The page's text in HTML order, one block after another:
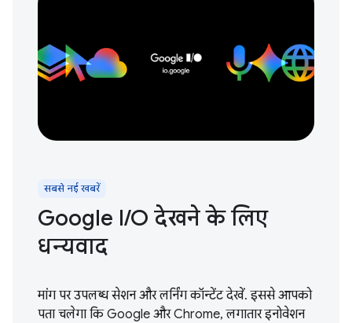
सबसे नई खबरें
Google I / O देखने के लिए
धन्यवाद
मांग पर उपलब्ध सेशन और लर्निंग कॉन्टेंट देखें. इससे आपको
पता चलेगा कि Google और Chrome, लगातार इनोवेशन